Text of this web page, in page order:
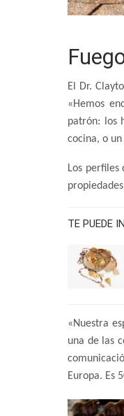
El Dr.
«Hemos
patrón: los
cocina, o
Los perfiles
TE PUEDE
«Nuestra
una de las
Europa. Es